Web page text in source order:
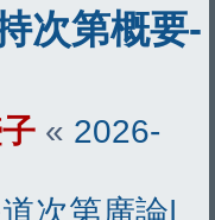
次第概要-
« 2026-